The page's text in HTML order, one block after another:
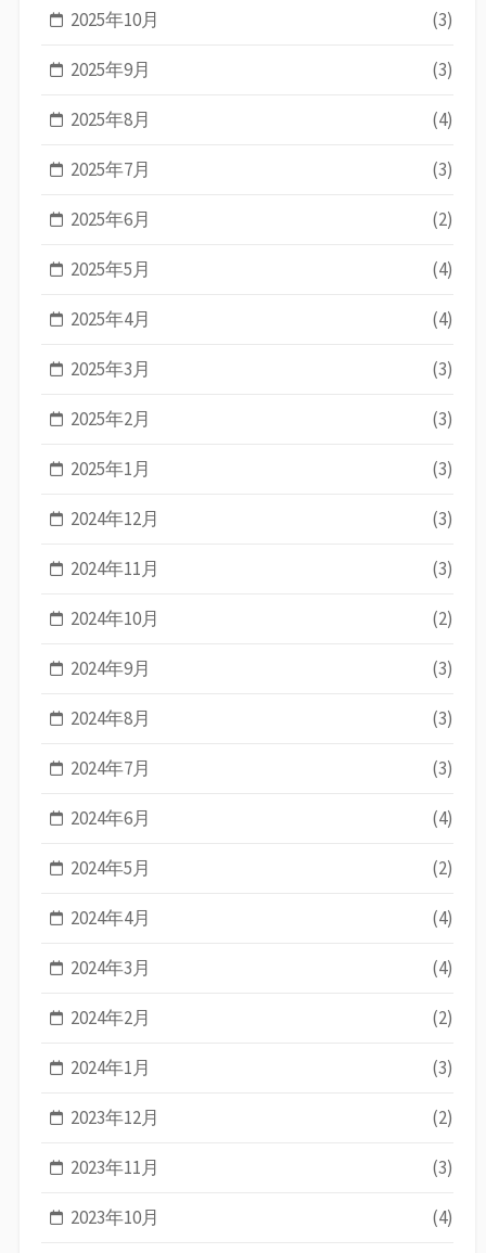
2025年10月 (3)
2025年9月 (3)
2025年8月 (4)
2025年7月 (3)
2025年6月 (2)
2025年5月 (4)
2025年4月 (4)
2025年3月 (3)
2025年2月 (3)
2025年1月 (3)
2024年12月 (3)
2024年11月 (3)
2024年10月 (2)
2024年9月 (3)
2024年8月 (3)
2024年7月 (3)
2024年6月 (4)
2024年5月 (2)
2024年4月 (4)
2024年3月 (4)
2024年2月 (2)
2024年1月 (3)
2023年12月 (2)
2023年11月 (3)
2023年10月 (4)